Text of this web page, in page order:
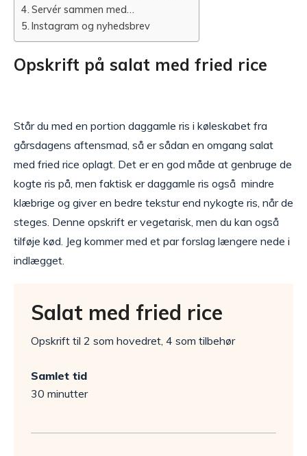
Servér sammen med…
Instagram og nyhedsbrev
Opskrift på salat med fried rice
Står du med en portion daggamle ris i køleskabet fra
gårsdagens aftensmad, så er sådan en omgang salat
med fried rice oplagt. Det er en god måde at genbruge de
kogte ris på, men faktisk er daggamle ris også mindre
klæbrige og giver en bedre tekstur end nykogte ris, når de
steges. Denne opskrift er vegetarisk, men du kan også
tilføje kød. Jeg kommer med et par forslag længere nede i
indlægget.
Salat med fried rice
Opskrift til 2 som hovedret, 4 som tilbehør
Samlet tid
30 minutter